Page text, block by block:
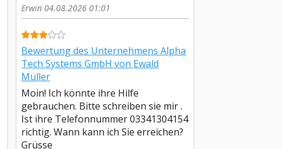
Erwin 04.08.2026 01:01
Bewertung des Unternehmens Alpha
Tech Systems GmbH von Ewald
Müller
Moin! Ich könnte ihre Hilfe
gebrauchen. Bitte schreiben sie mir .
Ist ihre Telefonnummer 03341304154
richtig. Wann kann ich Sie erreichen?
Grüsse